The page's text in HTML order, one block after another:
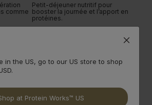
comme
Petit-déjeuner nutritif pour
booster la journée et l’apport en
protéines.
Acheter
in the US, go to our US store to shop
at Protein Works™ US